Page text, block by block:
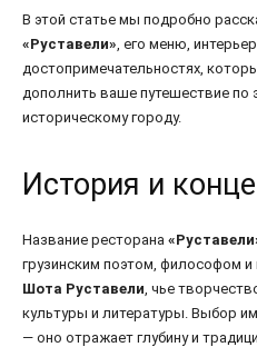
В этой статье мы подробно
«Руставели», его меню,
достопримечательностях,
дополнить ваше путешествие по
историческому городу.
История и
Название ресторана
грузинским поэтом, философом
Шота Руставели, чье
культуры и литературы. Выбор
— оно отражает глубину и